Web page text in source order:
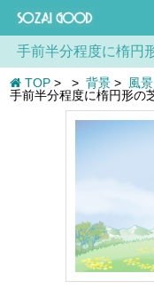
手前半分程度に楕円
TOP > > 背景 > 風
手前半分程度に楕円形の